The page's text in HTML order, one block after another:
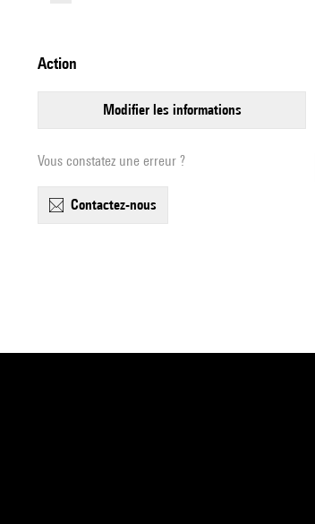
action
modifier les informations
Vous constatez une erreur ?
contactez-nous